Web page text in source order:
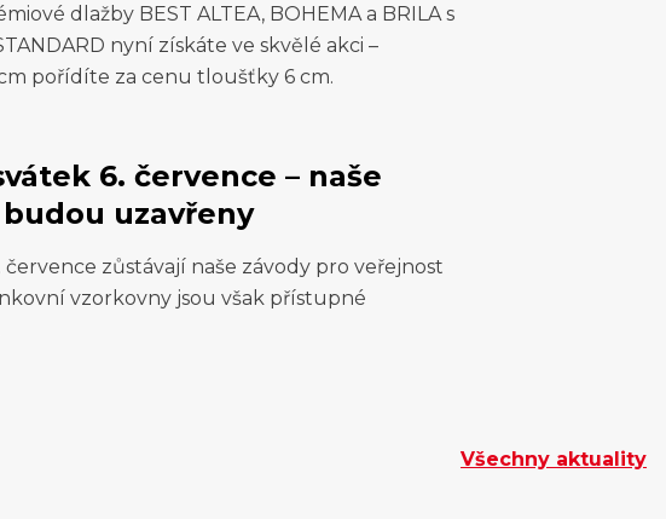
dlažby BEST ALTEA, BOHEMA a BRILA s
nyní získáte ve skvělé akci –
pořídíte za cenu tloušťky 6 cm.
6. července – naše
uzavřeny
července zůstávají naše závody pro veřejnost
vzorkovny jsou však přístupné
Všechny aktuality